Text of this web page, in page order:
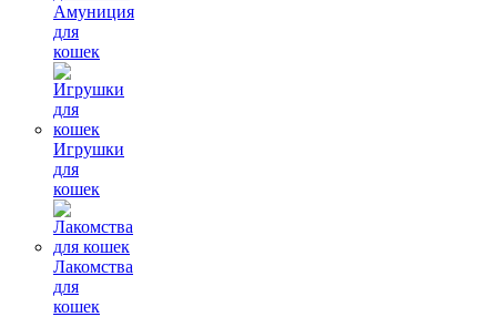
Амуниция
для
кошек
Игрушки
для
кошек
Лакомства
для
кошек